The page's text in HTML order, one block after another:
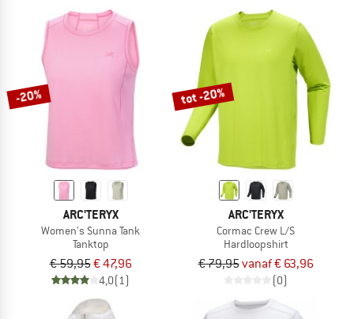
-20%
ARC'TERYX
Women's Sunna Tank
Tanktop
€ 59,95€ 47,96
4,0(1)
tot -20%
ARC'TERYX
Cormac Crew L/S
Hardloopshirt
€ 79,95vanaf € 63,96
(0)